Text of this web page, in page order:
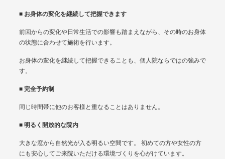
■ お身体の変化を継続して把握できます
前回からの変化や日常生活での影響も踏まえながら、その時のお身体
の状態に合わせて施術を行います。
お身体の変化を継続して把握できることも、個人院ならではの強みで
す。
■ 完全予約制
同じ時間帯に他のお客様と重なることはありません。
■ 明るく開放的な院内
大きな窓から自然光が入る明るい空間です。 初めての方や女性の方
にも安心してご来院いただける環境づくりを心がけています。